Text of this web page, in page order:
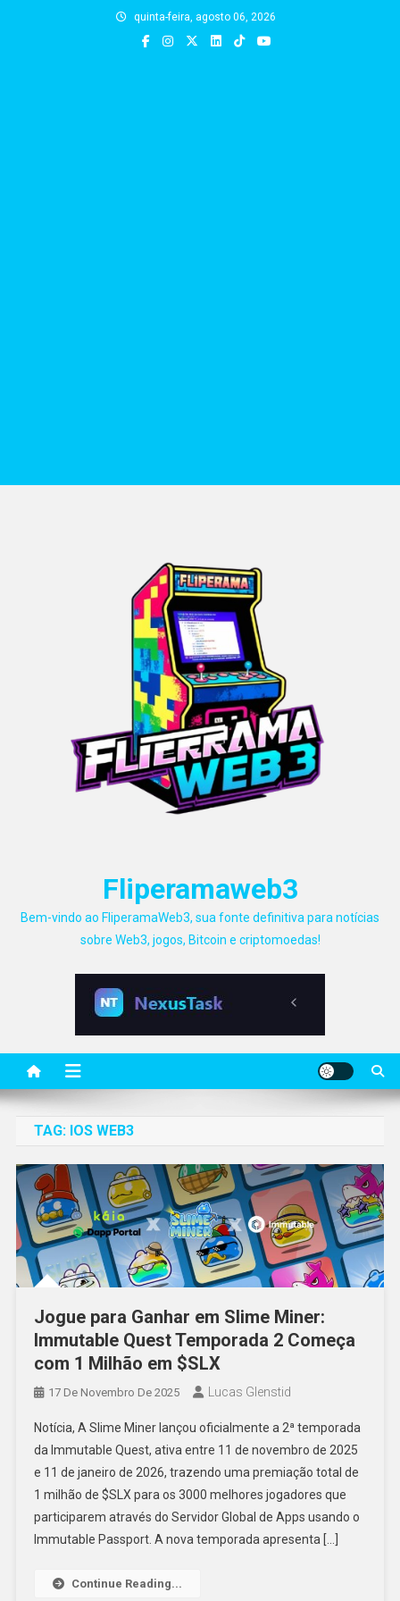
quinta-feira, agosto 06, 2026
Fliperamaweb3
Bem-vindo ao FliperamaWeb3, sua fonte definitiva para notícias
sobre Web3, jogos, Bitcoin e criptomoedas!
TAG: IOS WEB3
Jogue para Ganhar em Slime Miner:
Immutable Quest Temporada 2 Começa
com 1 Milhão em $SLX
17 De Novembro De 2025 Lucas Glenstid
Notícia, A Slime Miner lançou oficialmente a 2ª temporada
da Immutable Quest, ativa entre 11 de novembro de 2025
e 11 de janeiro de 2026, trazendo uma premiação total de
1 milhão de $SLX para os 3000 melhores jogadores que
participarem através do Servidor Global de Apps usando o
Immutable Passport. A nova temporada apresenta […]
Continue Reading...